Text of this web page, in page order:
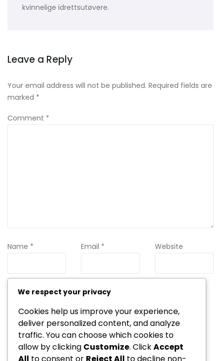
kvinnelige idrettsutøvere.
Leave a Reply
Your email address will not be published. Required fields are
marked *
Comment *
Name * Email * Website
Save my name, email, and website in this browser for the
We respect your privacy
Cookies help us improve your experience,
deliver personalized content, and analyze
traffic. You can choose which cookies to
allow by clicking Customize. ClickAccept
All to consent or Reject All to decline non-